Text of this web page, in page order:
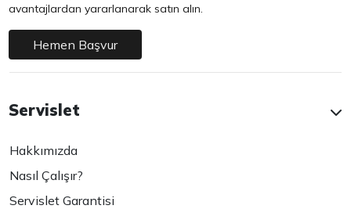
avantajlardan yararlanarak satın alın.
Hemen Başvur
Servislet
Hakkımızda
Nasıl Çalışır?
Servislet Garantisi